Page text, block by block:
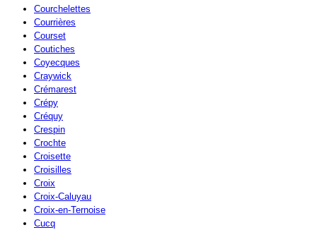
Courchelettes
Courrières
Courset
Coutiches
Coyecques
Craywick
Crémarest
Crépy
Créquy
Crespin
Crochte
Croisette
Croisilles
Croix
Croix-Caluyau
Croix-en-Ternoise
Cucq